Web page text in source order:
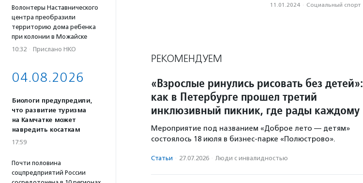
Волонтеры Наставнического
центра преобразили
территорию дома ребенка
при колонии в Можайске
10:32 · Прислано НКО
04.08.2026
Биологи предупредили,
что развитие туризма
на Камчатке может
навредить косаткам
17:59
Почти половина
соцпредприятий России
11.01.2024 · Социальный спорт
РЕКОМЕНДУЕМ
«Взрослые ринулись рисовать без детей»:
как в Петербурге прошел третий
инклюзивный пикник, где рады каждому
Мероприятие под названием «Доброе лето — детям»
состоялось 18 июля в бизнес-парке «Полюстрово».
Статьи · 27.07.2026 · Люди с инвалидностью